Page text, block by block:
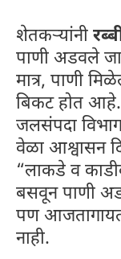
शेतकऱ्यांनी
पाणी अडवले
मात्र, पाणी
बिकट होत आहे.
जलसंपदा
वेळा आश्वासन
“लाकडे व
बसवून पाणी
पण आजतागायत
नाही.